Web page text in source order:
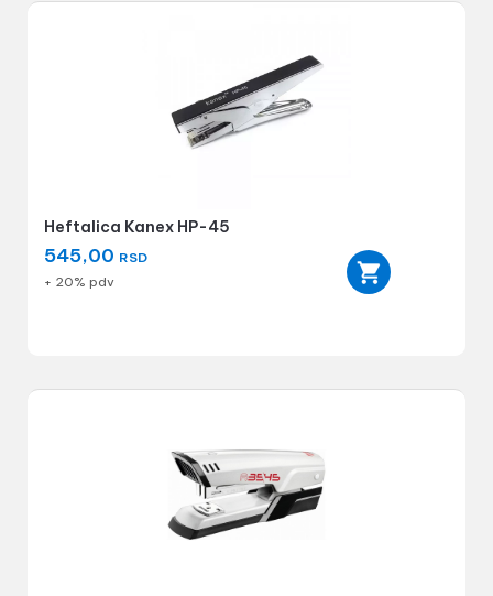
Heftalica Kanex HP-45
545,00 RSD
+ 20% pdv